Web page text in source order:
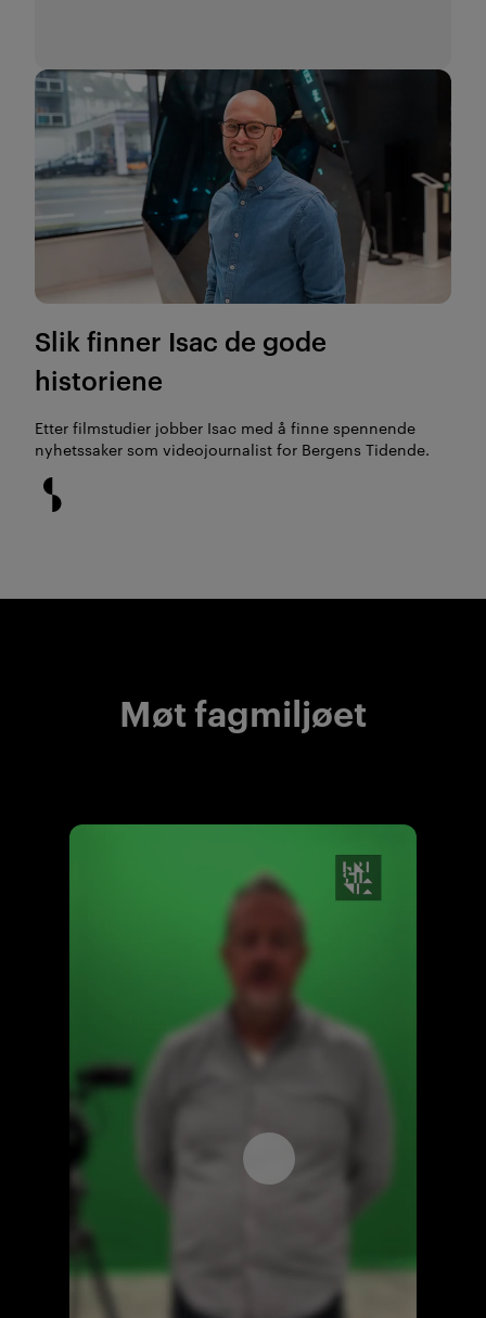
Slik finner Isac de gode
historiene
Etter filmstudier jobber Isac med å finne spennende
nyhetssaker som videojournalist for Bergens Tidende.
Møt fagmiljøet
Åpne videospilleren